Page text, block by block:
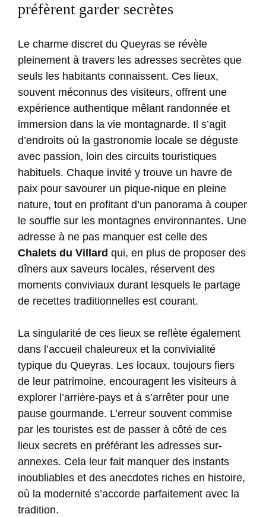
préfèrent garder secrètes
Le charme discret du Queyras se révèle
pleinement à travers les adresses secrètes que
seuls les habitants connaissent. Ces lieux,
souvent méconnus des visiteurs, offrent une
expérience authentique mêlant randonnée et
immersion dans la vie montagnarde. Il s’agit
d’endroits où la gastronomie locale se déguste
avec passion, loin des circuits touristiques
habituels. Chaque invité y trouve un havre de
paix pour savourer un pique-nique en pleine
nature, tout en profitant d’un panorama à couper
le souffle sur les montagnes environnantes. Une
adresse à ne pas manquer est celle des
Chalets du Villard qui, en plus de proposer des
dîners aux saveurs locales, réservent des
moments conviviaux durant lesquels le partage
de recettes traditionnelles est courant.
La singularité de ces lieux se reflète également
dans l’accueil chaleureux et la convivialité
typique du Queyras. Les locaux, toujours fiers
de leur patrimoine, encouragent les visiteurs à
explorer l’arrière-pays et à s’arrêter pour une
pause gourmande. L’erreur souvent commise
par les touristes est de passer à côté de ces
lieux secrets en préférant les adresses sur-
annexes. Cela leur fait manquer des instants
inoubliables et des anecdotes riches en histoire,
où la modernité s’accorde parfaitement avec la
tradition.